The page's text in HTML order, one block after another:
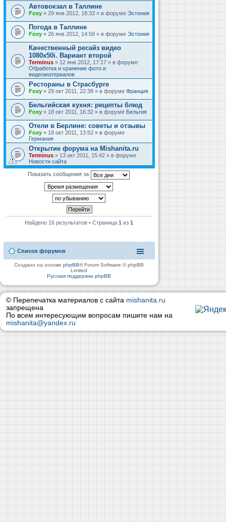
Автовокзал в Таллине
Foxy » 29 янв 2012, 18:33 » в форуме Эстония
Погода в Таллине
Foxy » 26 янв 2012, 14:58 » в форуме Эстония
Качественный ресайз видео
1080x50i. Вариант второй
Terminus » 12 янв 2012, 17:17 » в форуме
Обработка и хранение фото и
видеоматериалов
Рестораны в Страсбурге
Foxy » 29 окт 2011, 22:38 » в форуме Франция
Бельгийская кухня: рецепты блюд
Foxy » 18 окт 2011, 16:32 » в форуме Бельгия
Отели в Берлине: советы и отзывы
Foxy » 18 окт 2011, 13:52 » в форуме
Германия
Открытие форума на Mishanita.ru
Terminus » 13 окт 2011, 15:42 » в форуме
Новости сайта
Показать сообщения за
Найдено 16 результатов • Страница1 из1
Список форумов
Создано на основеphpBB® Forum Software © phpBB
Limited
Русская поддержка phpBB
© Перепечатка материалов с сайта mishanita.ru
запрещена
По всем интересующим вопросам пишите нам на
mishanita@yandex.ru